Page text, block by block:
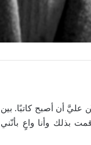
عليَّ أن أصبح كاتبًا. بين
بذلك وأنا واعٍ بأنّني